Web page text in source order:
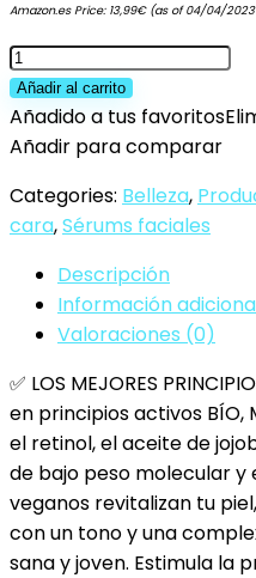
Amazon.es Price: 13,99€(as of 04/04/2023
100ml.
Bio
Crema
Hidratante
Mujer/Hombre
Orgánica
con
Ácido
Hialurónico
Vitamina
C.
Crema
Vegana
con…
cantidad
Añadir al carrito
Añadido a tus favoritos
Añadir para comparar
Categories: Belleza,
cara,Sérums faciales
Descripción
Información
Valoraciones (0)
✅ LOS MEJORES
en principios activos BÍO,
el retinol, el aceite de
de bajo peso molecular y
veganos revitalizan tu
con un tono y una
sana y joven. Estimula la